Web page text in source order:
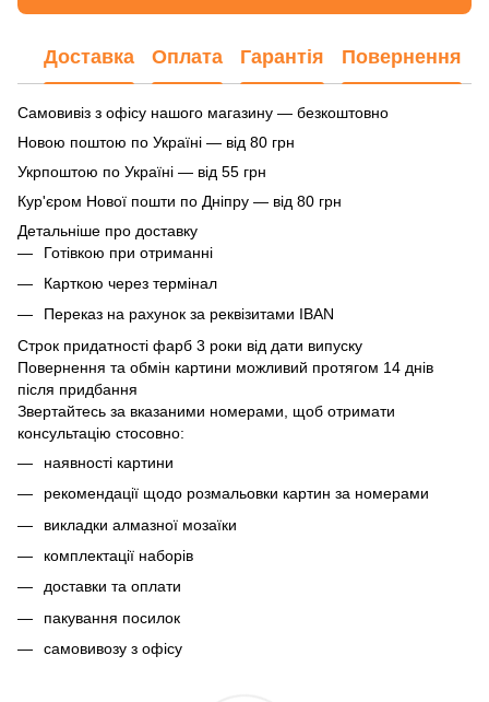
Доставка Оплата Гарантія Повернення
Самовивіз з офісу нашого магазину — безкоштовно
Новою поштою по Україні — від 80 грн
Укрпоштою по Україні — від 55 грн
Кур'єром Нової пошти по Дніпру — від 80 грн
Детальніше про доставку
Готівкою при отриманні
Карткою через термінал
Переказ на рахунок за реквізитами IBAN
Строк придатності фарб 3 роки від дати випуску
Повернення та обмін картини можливий протягом 14 днів
після придбання
Звертайтесь за вказаними номерами, щоб отримати
консультацію стосовно:
наявності картини
рекомендації щодо розмальовки картин за номерами
викладки алмазної мозаїки
комплектації наборів
доставки та оплати
пакування посилок
самовивозу з офісу